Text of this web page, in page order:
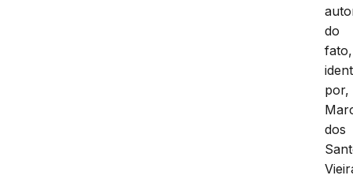
do
fato,
por,
dos